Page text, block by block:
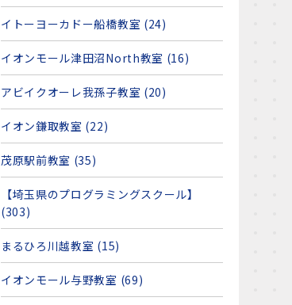
イトーヨーカドー船橋教室 (24)
イオンモール津田沼North教室 (16)
アビイクオーレ我孫子教室 (20)
イオン鎌取教室 (22)
茂原駅前教室 (35)
【埼玉県のプログラミングスクール】
(303)
まるひろ川越教室 (15)
イオンモール与野教室 (69)